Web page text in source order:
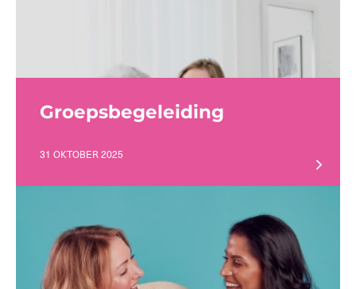
Groepsbegeleiding
31 OKTOBER 2025